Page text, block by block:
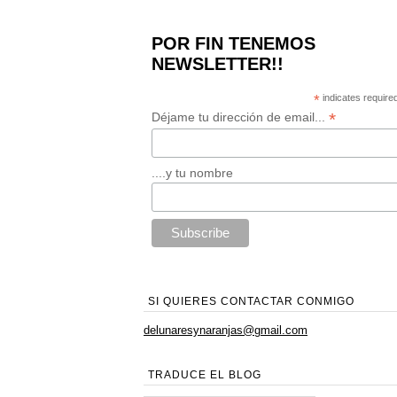
POR FIN TENEMOS
NEWSLETTER!!
* indicates
Déjame tu dirección de email... *
....y tu nombre
SI QUIERES CONTACTAR CONMIGO
delunaresynaranjas@gmail.com
TRADUCE EL BLOG